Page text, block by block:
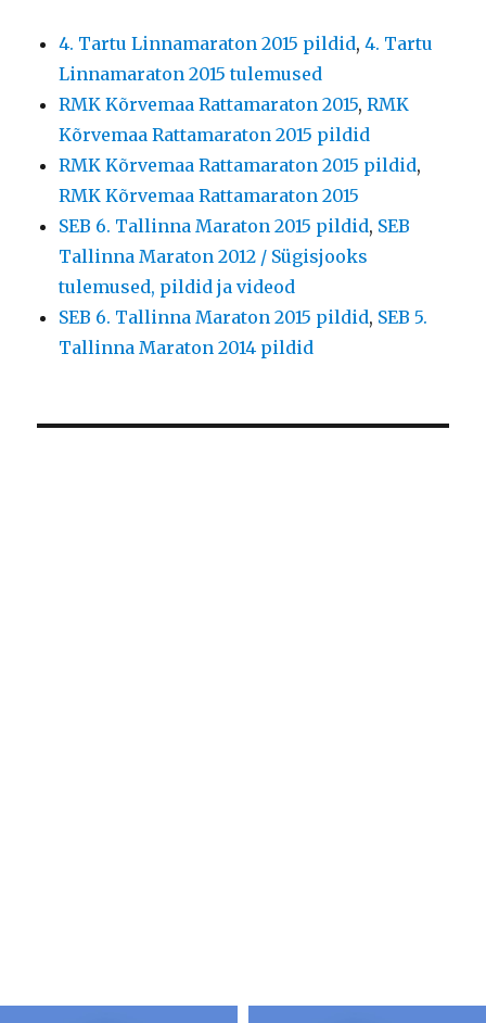
4. Tartu Linnamaraton 2015 pildid,4. Tartu
Linnamaraton 2015 tulemused
RMK Kõrvemaa Rattamaraton 2015,RMK
Kõrvemaa Rattamaraton 2015 pildid
RMK Kõrvemaa Rattamaraton 2015 pildid,
RMK Kõrvemaa Rattamaraton 2015
SEB 6. Tallinna Maraton 2015 pildid, SEB
Tallinna Maraton 2012 / Sügisjooks
tulemused, pildid ja videod
SEB 6. Tallinna Maraton 2015 pildid, SEB 5.
Tallinna Maraton 2014 pildid